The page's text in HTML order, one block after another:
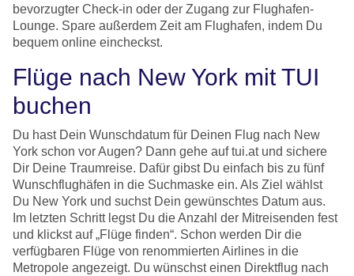
bevorzugter Check-in oder der Zugang zur Flughafen-
Lounge. Spare außerdem Zeit am Flughafen, indem Du
bequem online eincheckst.
Flüge nach New York mit TUI
buchen
Du hast Dein Wunschdatum für Deinen Flug nach New
York schon vor Augen? Dann gehe auf tui.at und sichere
Dir Deine Traumreise. Dafür gibst Du einfach bis zu fünf
Wunschflughäfen in die Suchmaske ein. Als Ziel wählst
Du New York und suchst Dein gewünschtes Datum aus.
Im letzten Schritt legst Du die Anzahl der Mitreisenden fest
und klickst auf „Flüge finden“. Schon werden Dir die
verfügbaren Flüge von renommierten Airlines in die
Metropole angezeigt. Du wünschst einen Direktflug nach